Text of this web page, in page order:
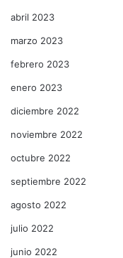
abril 2023
marzo 2023
febrero 2023
enero 2023
diciembre 2022
noviembre 2022
octubre 2022
septiembre 2022
agosto 2022
julio 2022
junio 2022